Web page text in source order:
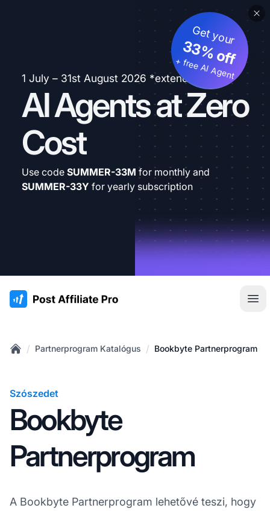
1 July – 31st August 2026 *extended
AI Agents at Zero
Cost
Get your
33% off
+ free AI Agent
Use code SUMMER-33M for monthly and
SUMMER-33Y for yearly subscription
:site.title
/ Partnerprogram Katalógus / Bookbyte Partnerprogram
Szószedet
Bookbyte
Partnerprogram
A Bookbyte Partnerprogram lehetővé teszi, hogy